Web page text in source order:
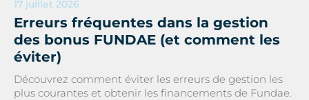
17 juillet 2026
Erreurs fréquentes dans la gestion
des bonus FUNDAE (et comment les
éviter)
Découvrez comment éviter les erreurs de gestion les
plus courantes et obtenir les financements de Fundae.